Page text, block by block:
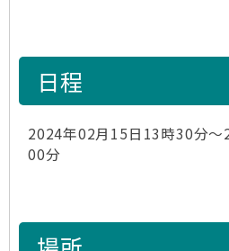
日程
2024年02月15日13時30分
00分